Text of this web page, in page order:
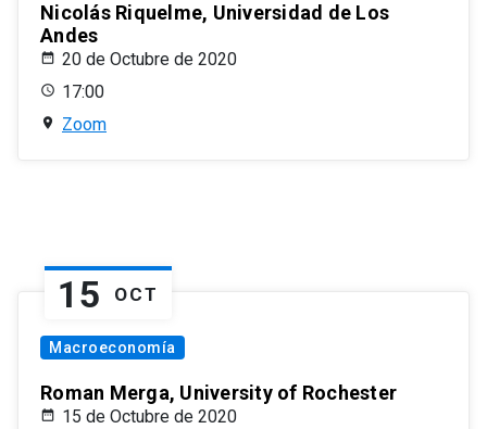
Nicolás Riquelme, Universidad de Los
Andes
20 de Octubre de 2020
17:00
Zoom
15 OCT
Macroeconomía
Roman Merga, University of Rochester
15 de Octubre de 2020